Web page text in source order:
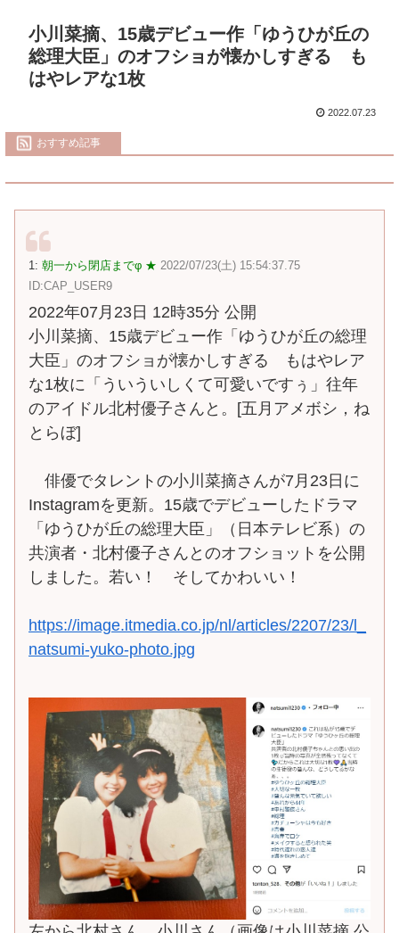
小川菜摘、15歳デビュー作「ゆうひが丘の
総理大臣」のオフショが懐かしすぎる も
はやレアな1枚
2022.07.23
おすすめ記事
1: 朝一から閉店までφ ★ 2022/07/23(土) 15:54:37.75
ID:CAP_USER9
2022年07月23日 12時35分 公開
小川菜摘、15歳デビュー作「ゆうひが丘の総理
大臣」のオフショが懐かしすぎる もはやレア
な1枚に「ういういしくて可愛いですぅ」往年
のアイドル北村優子さんと。[五月アメボシ，ね
とらぼ]
俳優でタレントの小川菜摘さんが7月23日に
Instagramを更新。15歳でデビューしたドラマ
「ゆうひが丘の総理大臣」（日本テレビ系）の
共演者・北村優子さんとのオフショットを公開
しました。若い！ そしてかわいい！
https://image.itmedia.co.jp/nl/articles/2207/23/l_
natsumi-yuko-photo.jpg